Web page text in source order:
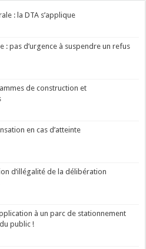
: la DTA s’applique
: pas d’urgence à suspendre un refus
de construction et
en cas d’atteinte
d’illégalité de la délibération
à un parc de stationnement
public !